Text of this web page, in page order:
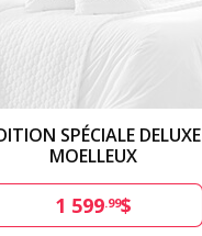
SPÉCIALE DELUXE
MOELLEUX
1 599.99$